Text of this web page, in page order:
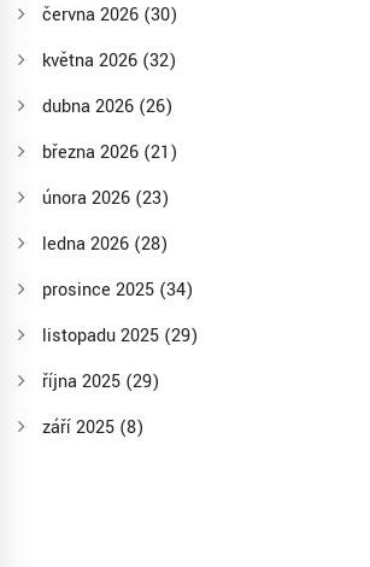
června 2026 (30)
května 2026 (32)
dubna 2026 (26)
března 2026 (21)
února 2026 (23)
ledna 2026 (28)
prosince 2025 (34)
listopadu 2025 (29)
října 2025 (29)
září 2025 (8)